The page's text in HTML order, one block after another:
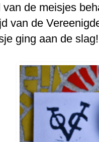
van de meisjes
van de
ging aan de slag!